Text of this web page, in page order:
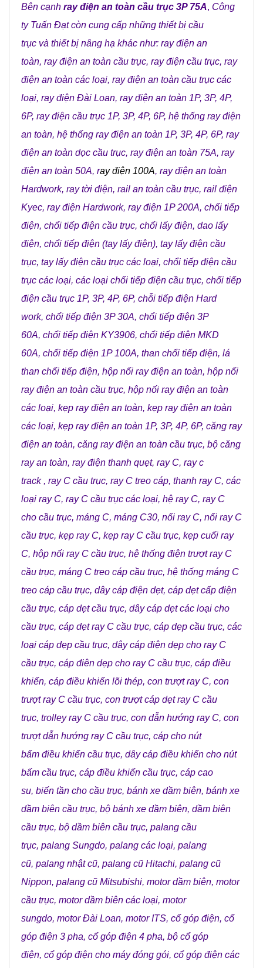
Bên cạnh ray điện an toàn cầu trục 3P 75A, Công
ty Tuấn Đạtcòn cung cấp những thiết bị cầu
trục và thiết bị nâng hạ khác như: ray điện an
toàn, ray điện an toàn cầu trục, ray điện cầu trục, ray
điện an toàn các loại, ray điện an toàn cầu trục các
loại, ray điện Đài Loan, ray điện an toàn 1P, 3P, 4P,
6P, ray điện cầu trục 1P, 3P, 4P, 6P, hệ thống ray điện
an toàn, hệ thống ray điện an toàn 1P, 3P, 4P, 6P, ray
điện an toàn dọc cầu trục, ray điện an toàn 75A, ray
điện an toàn 50A, ray điện 100A, ray điện an toàn
Hardwork, ray tời điện, rail an toàn cầu trục, rail điện
Kyec, ray điện Hardwork, ray điện 1P 200A, chổi tiếp
điện, chổi tiếp điện cầu trục, chổi lấy điện, dao lấy
điện, chổi tiếp điện (tay lấy điện), tay lấy điện cầu
trục, tay lấy điện cầu trục các loại, chổi tiếp điện cầu
trục các loại, các loại chổi tiếp điện cầu trục, chổi tiếp
điện cầu trục 1P, 3P, 4P, 6P, chỗi tiếp điện Hard
work, chổi tiếp điện 3P 30A, chổi tiếp điện 3P
60A, chổi tiếp điện KY3906, chổi tiếp điện MKD
60A, chổi tiếp điện 1P 100A, than chổi tiếp điện, lá
than chổi tiếp điện, hộp nối ray điện an toàn, hộp nối
ray điện an toàn cầu trục, hộp nối ray điện an toàn
các loại, kẹp ray điện an toàn, kẹp ray điện an toàn
các loại, kẹp ray điện an toàn 1P, 3P, 4P, 6P, căng ray
điện an toàn, căng ray điện an toàn cầu trục, bộ căng
ray an toàn, ray điện thanh quẹt, ray C, ray c
track, ray C cầu trục, ray C treo cáp, thanh ray C, các
loại ray C, ray C cầu trục các loại, hệ ray C, ray C
cho cầu trục, máng C, máng C30, nối ray C, nối ray C
cầu trục, kẹp ray C, kẹp ray C cầu trục, kẹp cuối ray
C, hộp nối ray C cầu trục, hệ thống điện trượt ray C
cầu trục, máng C treo cáp cầu trục, hệ thống máng C
treo cáp cầu trục, dây cáp điện dẹt, cáp dẹt cấp điện
cầu trục, cáp dẹt cầu trục, dây cáp dẹt các loại cho
cầu trục, cáp dẹt ray C cầu trục, cáp dẹp cầu trục, các
loại cáp dẹp cầu trục, dây cáp điện dẹp cho ray C
cầu trục, cáp điên dẹp cho ray C cầu trục, cáp điều
khiển, cáp điều khiển lõi thép, con trượt ray C, con
trượt ray C cầu trục, con trượt cáp dẹt ray C cầu
trục, trolley ray C cầu trục, con dẫn hướng ray C, con
trượt dẫn hướng ray C cầu trục, cáp cho nút
bấm điều khiển cầu trục, dây cáp điều khiển cho nút
bấm cầu trục, cáp điều khiển cầu trục, cáp cao
su, biến tần cho cầu trục, bánh xe dầm biên, bánh xe
dầm biên cầu trục, bộ bánh xe dầm biên, dầm biên
cầu trục, bộ dầm biên cầu trục, palang cầu
trục, palang Sungdo, palang các loại, palang
cũ, palang nhật cũ, palang cũ Hitachi, palang cũ
Nippon, palang cũ Mitsubishi, motor dầm biên, motor
cầu trục, motor dầm biên các loại, motor
sungdo, motor Đài Loan, motor ITS, cổ góp điện, cổ
góp điện 3 pha, cổ góp điện 4 pha, bộ cổ góp
điện, cổ góp điện cho máy đóng gói, cổ góp điện các